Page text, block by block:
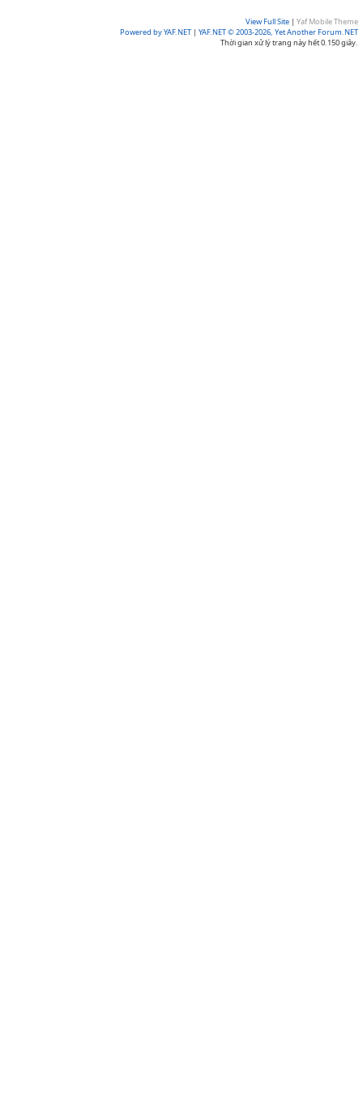
View Full Site | Yaf Mobile Theme
Powered by YAF.NET | YAF.NET © 2003-2026, Yet Another Forum.NET
Thời gian xử lý trang này hết 0.150 giây.